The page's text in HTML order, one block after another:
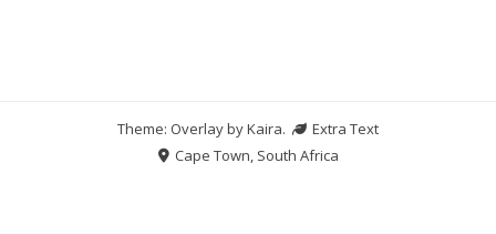
Theme: Overlay byKaira.
Extra Text
Cape Town, South Africa